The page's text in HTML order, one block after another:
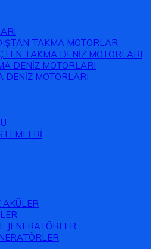
TAKMA MOTORLAR
TAKMA DENİZ MOTORLARI
DENİZ MOTORLARI
DENİZ MOTORLARI
AKÜLER
JENERATÖRLER